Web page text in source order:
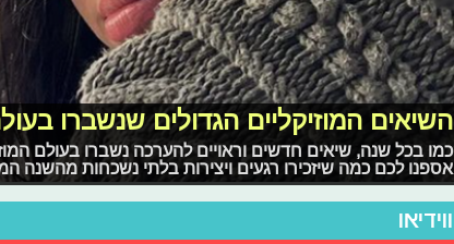
השיאים המוזיקליים הגדולים שנשברו בעולם
אספנו לכם כמה שיזכירו רגעים ויצירות בלתי נשכחות מהשנה
ווידיאו